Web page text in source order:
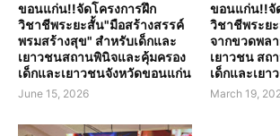
ขอนแก่น!!จัดโครงการฝึก
วิชาชีพระยะสั้น"มือสร้างสรรค์
พรมสร้างสุข" สำหรับเด็กและ
เยาวชนสถานพินิจและคุ้มครอง
เด็กและเยาวชนจังหวัดขอนแก่น
June 15, 2026
ขอนแก่น!!จั
วิชาชีพระย
จากขวดพลา
เยาวชน สถ
เด็กและเย
March 19,